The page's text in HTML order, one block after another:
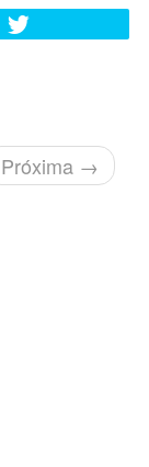
Próxima →